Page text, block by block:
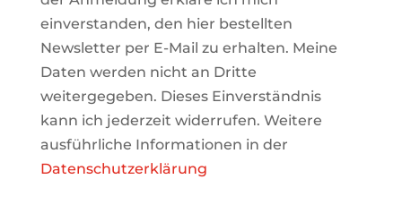
einverstanden, den hier bestellten
Newsletter per E-Mail zu erhalten. Meine
Daten werden nicht an Dritte
weitergegeben. Dieses Einverständnis
kann ich jederzeit widerrufen. Weitere
ausführliche Informationen in der
Datenschutzerklärung